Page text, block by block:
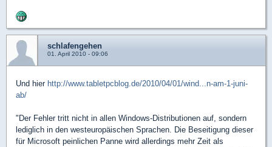
schlafengehen
01. April 2010 - 09:06
Und hier http://www.tabletpcblog.de/2010/04/01/wind...n-am-1-juni-
ab/
"Der Fehler tritt nicht in allen Windows-Distributionen auf, sondern
lediglich in den westeuropäischen Sprachen. Die Beseitigung dieser
für Microsoft peinlichen Panne wird allerdings mehr Zeit als